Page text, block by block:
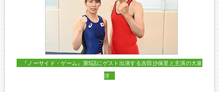
『ノーサイド・ゲーム』第5話にゲスト出演する吉田沙保里と主演の大泉
洋